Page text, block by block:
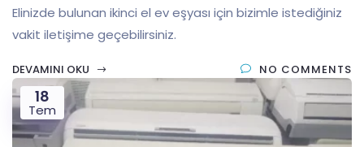
Elinizde bulunan ikinci el ev eşyası için bizimle istediğiniz
vakit iletişime geçebilirsiniz.
DEVAMINI OKU NO COMMENTS
18
Tem